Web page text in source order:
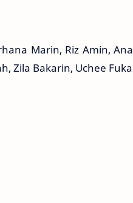
Marin, Riz Amin,
Zila Bakarin, Uchee